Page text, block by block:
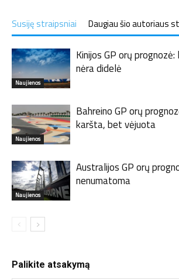
Susiję straipsniai Daugiau šio autoriaus
Naujienos
Kinijos GP orų
nėra didelė
Naujienos
Bahreino GP orų
karšta, bet vėjuota
Naujienos
Australijos GP orų
nenumatoma
Palikite atsakymą